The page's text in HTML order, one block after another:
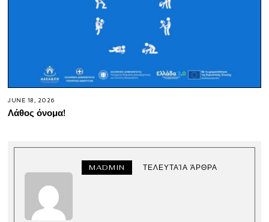
JUNE 18, 2026
Λάθος όνομα!
MADMIN ΤΕΛΕΥΤΑΊΑ ΆΡΘΡΑ